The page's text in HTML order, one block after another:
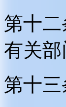
第十
有关
第十